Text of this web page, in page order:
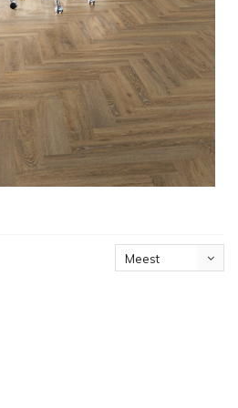
Meest